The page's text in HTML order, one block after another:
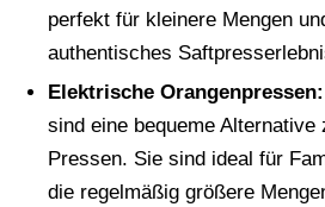
perfekt für kleinere Mengen
authentisches
Elektrische Orangenpressen:
sind eine bequeme Alternative
Pressen. Sie sind ideal für
die regelmäßig größere